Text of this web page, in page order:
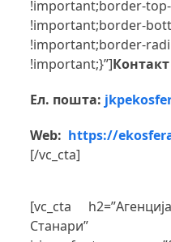
!important;border-
!important;}”]
Ел. пошта:
Web: https://
[/vc_cta]
[vc_cta
Станари”